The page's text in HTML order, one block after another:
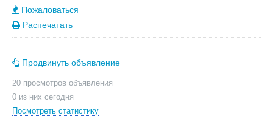
Пожаловаться
Распечатать
Продвинуть объявление
20 просмотров объявления
0 из них сегодня
Посмотреть статистику